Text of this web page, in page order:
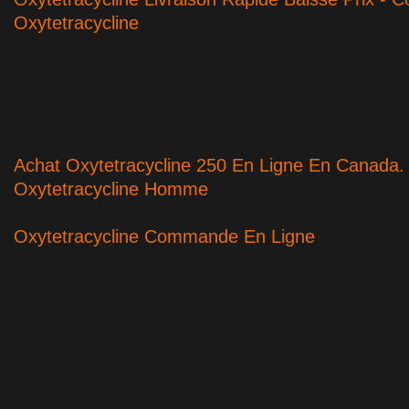
Oxytetracycline
Achat Oxytetracycline 250 En Ligne En Canada.
Oxytetracycline Homme
Oxytetracycline Commande En Ligne